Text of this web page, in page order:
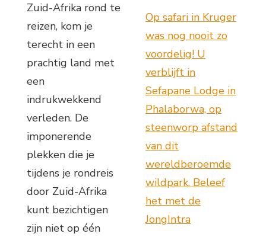
Zuid-Afrika rond te
reizen, kom je
terecht in een
prachtig land met
een
indrukwekkend
verleden. De
imponerende
plekken die je
tijdens je rondreis
door Zuid-Afrika
kunt bezichtigen
zijn niet op één
Op safari in Kruger
was nog nooit zo
voordelig! U
verblijft in
Sefapane Lodge in
Phalaborwa, op
steenworp afstand
van dit
wereldberoemde
wildpark. Beleef
het met de
JongIntra